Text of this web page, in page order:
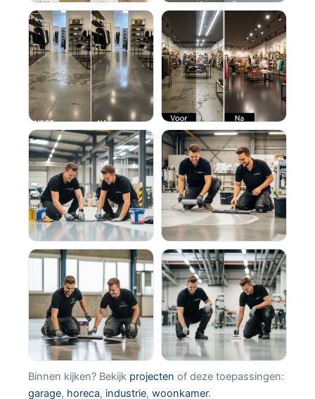
Binnen kijken? Bekijk projecten of deze toepassingen:
garage, horeca, industrie, woonkamer.